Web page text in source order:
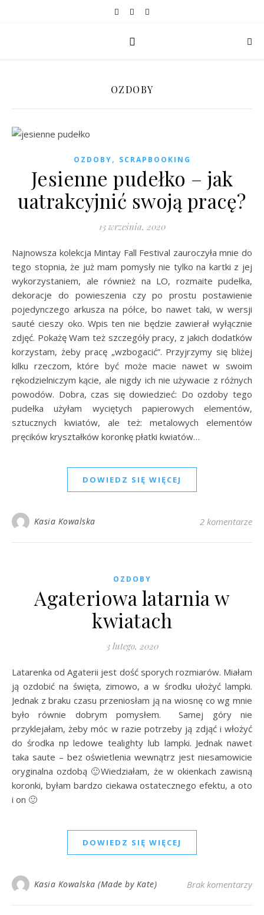
OZDOBY
OZDOBY, SCRAPBOOKING
Jesienne pudełko – jak
uatrakcyjnić swoją pracę?
13 września, 2020
Najnowsza kolekcja Mintay Fall Festival zauroczyła mnie do
tego stopnia, że już mam pomysły nie tylko na kartki z jej
wykorzystaniem, ale również na LO, rozmaite pudełka,
dekoracje do powieszenia czy po prostu postawienie
pojedynczego arkusza na półce, bo nawet taki, w wersji
sauté cieszy oko. Wpis ten nie będzie zawierał wyłącznie
zdjęć. Pokażę Wam też szczegóły pracy, z jakich dodatków
korzystam, żeby pracę „wzbogacić”. Przyjrzymy się bliżej
kilku rzeczom, które być może macie nawet w swoim
rękodzielniczym kącie, ale nigdy ich nie używacie z różnych
powodów. Dobra, czas się dowiedzieć: Do ozdoby tego
pudełka użyłam wyciętych papierowych elementów,
sztucznych kwiatów, ale też: metalowych elementów
pręcików kryształków koronkę płatki kwiatów…
DOWIEDZ SIĘ WIĘCEJ
Kasia Kowalska 2 komentarze
OZDOBY
Agateriowa latarnia w
kwiatach
3 lutego, 2020
Latarenka od Agaterii jest dość sporych rozmiarów. Miałam
ją ozdobić na święta, zimowo, a w środku ułożyć lampki.
Jednak z braku czasu przeniosłam ją na wiosnę co wg mnie
było równie dobrym pomysłem. Samej góry nie
przyklejałam, żeby móc w razie potrzeby ją zdjąć i włożyć
do środka np ledowe tealighty lub lampki. Jednak nawet
taka saute – bez oświetlenia wewnątrz jest niesamowicie
oryginalna ozdobą 🙂Wiedziałam, że w okienkach zawisną
koronki, byłam bardzo ciekawa ostatecznego efektu, a oto
i on 🙂
DOWIEDZ SIĘ WIĘCEJ
Kasia Kowalska (Made by Kate) Brak komentarzy